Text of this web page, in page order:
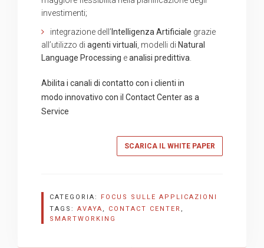
investimenti;
integrazione dell’ Intelligenza Artificiale grazie
all’utilizzo di agenti virtuali , modelli di Natural
Language Processing eanalisi predittiva
Abilita i canali di contatto con i clienti in
modo innovativo con il Contact Center as a
Service
SCARICA IL WHITE PAPER
CATEGORIA: FOCUS SULLE APPLICAZIONI
TAGS: AVAYA , CONTACT CENTER ,
SMARTWORKING